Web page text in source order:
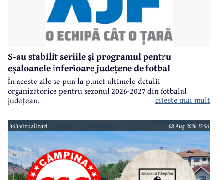
S-au stabilit seriile și programul pentru
eșaloanele inferioare județene de fotbal
În aceste zile se pun la punct ultimele detalii
organizatorice pentru sezonul 2026-2027 din fotbalul
județean.
citeste mai mult
363 vizualizari 08 Aug 2026 17:56